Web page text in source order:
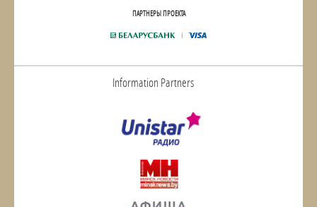
ПАРТНЕРЫ ПРОЕКТА
Information Partners